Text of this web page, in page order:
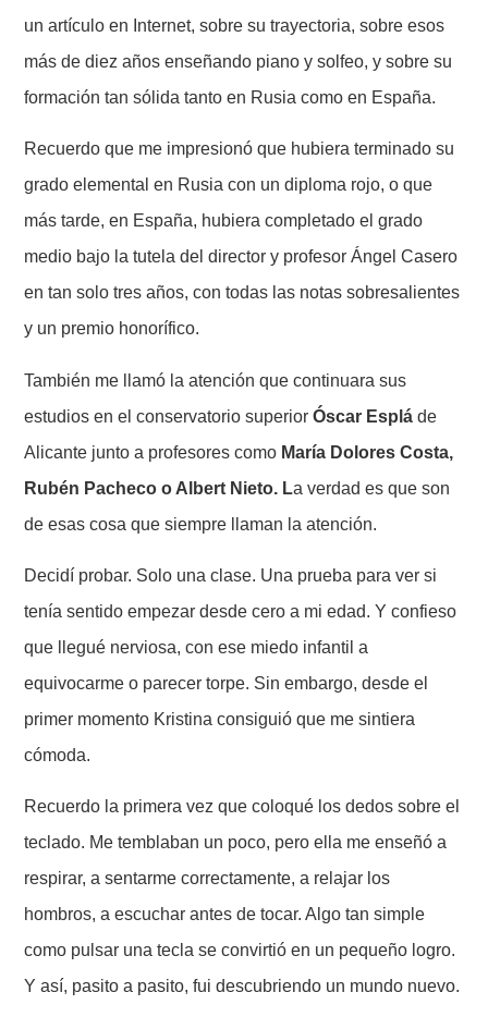
un artículo en Internet, sobre su trayectoria, sobre esos
más de diez años enseñando piano y solfeo, y sobre su
formación tan sólida tanto en Rusia como en España.
Recuerdo que me impresionó que hubiera terminado su
grado elemental en Rusia con un diploma rojo, o que
más tarde, en España, hubiera completado el grado
medio bajo la tutela del director y profesor Ángel Casero
en tan solo tres años, con todas las notas sobresalientes
y un premio honorífico.
También me llamó la atención que continuara sus
estudios en el conservatorio superiorÓscar Esplá de
Alicante junto a profesores como María Dolores Costa,
Rubén Pacheco o Albert Nieto. La verdad es que son
de esas cosa que siempre llaman la atención.
Decidí probar. Solo una clase. Una prueba para ver si
tenía sentido empezar desde cero a mi edad. Y confieso
que llegué nerviosa, con ese miedo infantil a
equivocarme o parecer torpe. Sin embargo, desde el
primer momento Kristina consiguió que me sintiera
cómoda.
Recuerdo la primera vez que coloqué los dedos sobre el
teclado. Me temblaban un poco, pero ella me enseñó a
respirar, a sentarme correctamente, a relajar los
hombros, a escuchar antes de tocar. Algo tan simple
como pulsar una tecla se convirtió en un pequeño logro.
Y así, pasito a pasito, fui descubriendo un mundo nuevo.